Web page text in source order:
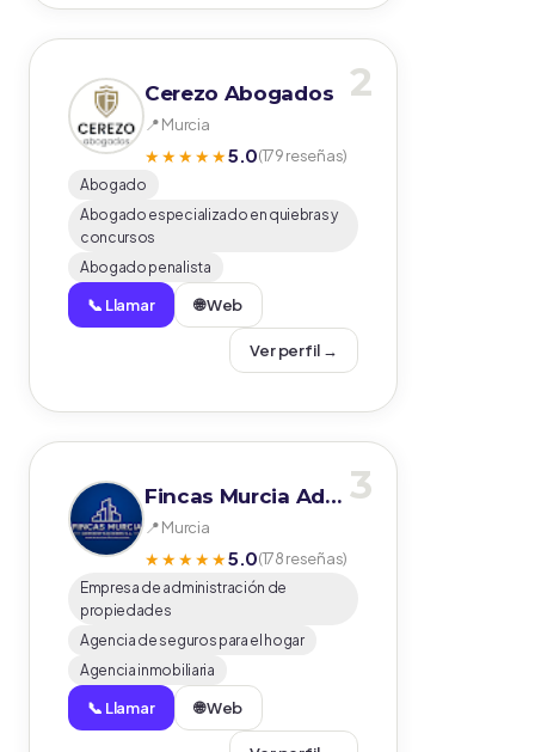
2
Cerezo Abogados
📍 Murcia
★★★★★5.0(179 reseñas)
Abogado
Abogado especializado en quiebras y
concursos
Abogado penalista
📞 Llamar 🌐 Web
Ver perfil →
3
Fincas Murcia Administraciones S.L. Administradores de fincas
📍 Murcia
★★★★★5.0(178 reseñas)
Empresa de administración de
propiedades
Agencia de seguros para el hogar
Agencia inmobiliaria
📞 Llamar 🌐 Web